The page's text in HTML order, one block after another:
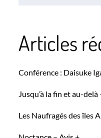
Articles
Conférence : Daisuke
Jusqu’à la fin et au-delà
Les Naufragés des îles